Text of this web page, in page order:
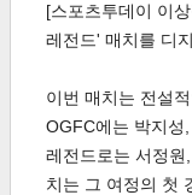
[스포츠투데이 이
레전드' 매치를 디
이번 매치는 전설
OGFC에는 박지성
레전드로는 서정
치는 그 여정의 첫